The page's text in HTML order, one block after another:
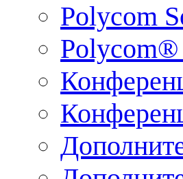
Polycom